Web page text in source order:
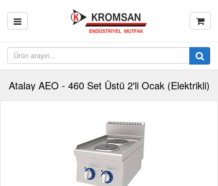
Atalay AEO - 460 Set Üstü 2'li Ocak (Elektrikli)